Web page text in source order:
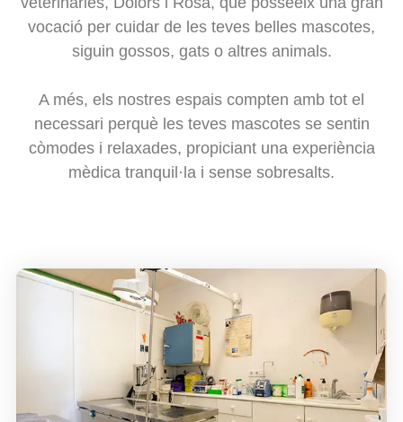
vocació per cuidar de les teves belles mascotes,
siguin gossos, gats o altres animals.
A més, els nostres espais compten amb tot el
necessari perquè les teves mascotes se sentin
còmodes i relaxades, propiciant una experiència
mèdica tranquil·la i sense sobresalts.